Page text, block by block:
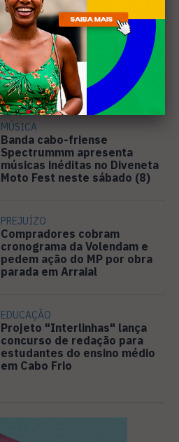
EDUCAÇÃO
Justiça determina que
Prefeitura de Cabo Frio
pague horas extras a
professores
MÚSICA
Banda cabo-friense
Spectrummm apresenta
músicas inéditas no Diveneta
Moto Fest neste sábado (8)
PREJUÍZO
Compradores cobram
cronograma da Volendam e
pedem ação do MP por obra
parada em Arraial
EDUCAÇÃO
Projeto "Interlinhas" lança
concurso de redação para
estudantes do ensino médio
em Cabo Frio